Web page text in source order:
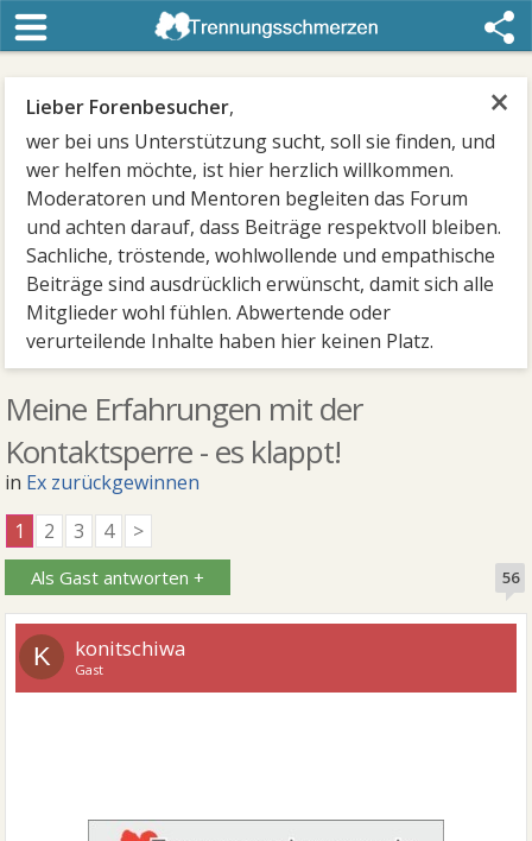
×
Lieber Forenbesucher,
wer bei uns Unterstützung sucht, soll sie finden, und
wer helfen möchte, ist hier herzlich willkommen.
Moderatoren und Mentoren begleiten das Forum
und achten darauf, dass Beiträge respektvoll bleiben.
Sachliche, tröstende, wohlwollende und empathische
Beiträge sind ausdrücklich erwünscht, damit sich alle
Mitglieder wohl fühlen. Abwertende oder
verurteilende Inhalte haben hier keinen Platz.
Meine Erfahrungen mit der
Kontaktsperre - es klappt!
in Ex zurückgewinnen
1
2 3 4 >
Als Gast antworten + 56
K konitschiwa
Gast